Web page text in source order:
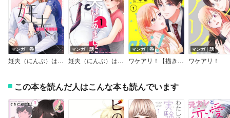
マンガ｜巻
妊夫（にんぷ）はじめました【描き下ろしおまけ付き特装版】
マンガ｜話
妊夫（にんぷ）はじめました
マンガ｜巻
ワケアリ！【描き下ろしおまけ付き特装版】
マンガ｜話
ワケアリ！
この本を読んだ人はこんな本も読んでいます